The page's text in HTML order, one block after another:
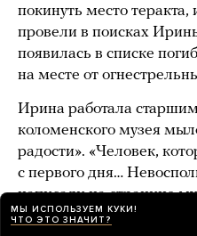
покинуть место
провели в поисках
появилась в списке
на месте от
Ирина работала
коломенского музея
радости». «Человек,
с первого дня…
написалина странице
Наталья Зудина
МЫ ИСПОЛЬЗУЕМ КУКИ!
ЧТО ЭТО ЗНАЧИТ?